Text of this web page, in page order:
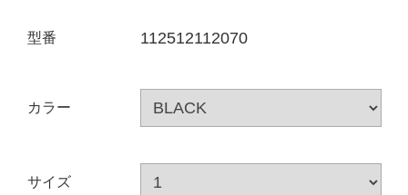
型番 112512112070
カラー
サイズ